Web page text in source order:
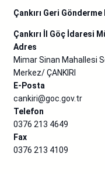
Çankırı Geri Gönderme
Çankırı İl Göç İdaresi
Adres
Mimar Sinan Mahallesi
Merkez/ ÇANKIRI
E-Posta
cankiri@goc.gov.tr
Telefon
0376 213 4649
Fax
0376 213 4109